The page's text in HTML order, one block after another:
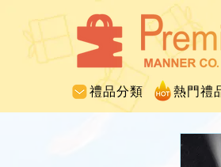
禮品分類 熱門禮